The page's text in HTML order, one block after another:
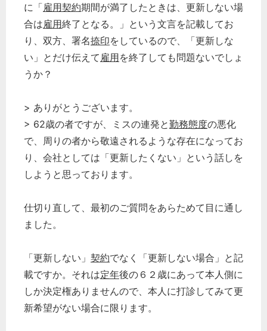
に「雇用契約期間が満了したときは、更新しない場
合は雇用終了となる。」という文言を記載してお
り、双方、署名捺印をしているので、「更新しな
い」とだけ伝えて 雇用を終了しても問題ないでしょ
うか？
> ありがとうございます。
> 62歳の者ですが、ミスの連発と勤務態度の悪化
で、周りの者から敬遠されるような存在になってお
り、会社としては「更新したくない」という話しを
しようと思っております。
仕切り直して、最初のご質問をあらためて目に通し
ました。
「更新しない」 契約でなく「更新しない場合」と記
載ですか。それは定年後の６２歳にあって本人側に
しか決定権ありませんので、本人に打診してみて更
新希望がない場合に限ります。
経営の知恵
総務の給湯室
秘書のノウハウ